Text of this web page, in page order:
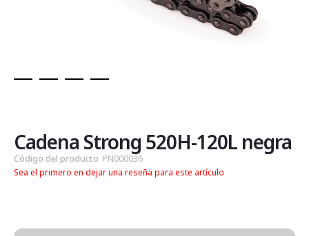
de
la
galería
de
Cadena Strong 520H-120L negra
Código del producto PN000036
Sea el primero en dejar una reseña para este artículo